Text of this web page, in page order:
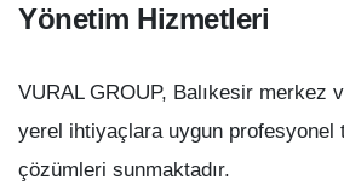
Yönetim Hizmetleri
VURAL GROUP, Balıkesir merkez
yerel ihtiyaçlara uygun profesyonel
çözümleri sunmaktadır.